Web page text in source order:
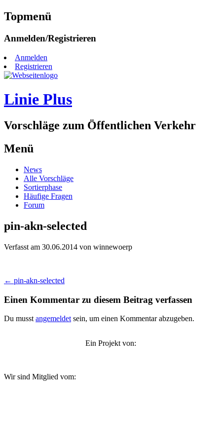
Topmenü
Zum
springen
Anmelden/Registrieren
Anmelden
Registrieren
Linie Plus
Vorschläge zum Öffentlichen Verkehr
Menü
Zum
Inhalt
springen
News
Alle Vorschläge
Sortierphase
Häufige Fragen
Forum
pin-akn-selected
Verfasst am 30.06.2014 von winnewoerp
Beitragsnavigation
← pin-akn-selected
Einen Kommentar zu diesem Beitrag verfassen
Du musstangemeldetsein, um einen Kommentar abzugeben.
Ein Projekt von:
Wir sind Mitglied vom: